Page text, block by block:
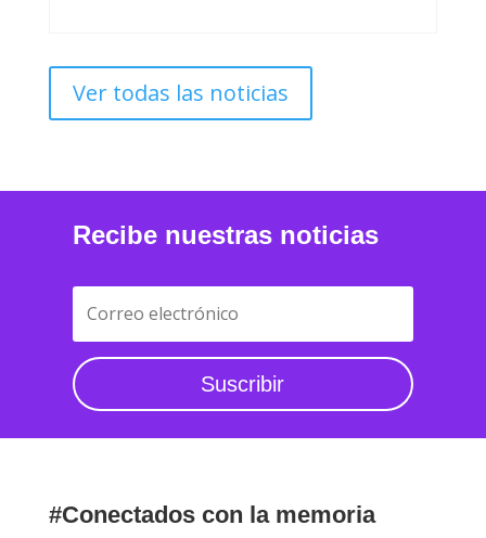
Ver todas las noticias
Recibe nuestras noticias
Suscribir
#Conectados con la memoria